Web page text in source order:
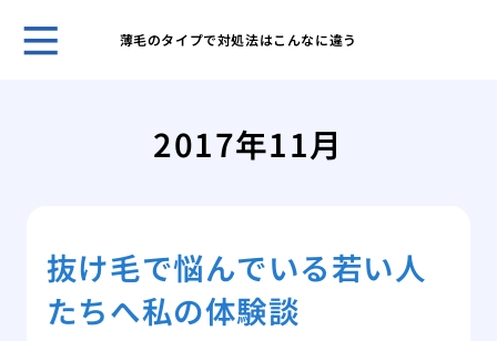
薄毛のタイプで対処法はこんなに違う
2017年11月
抜け毛で悩んでいる若い人
たちへ私の体験談